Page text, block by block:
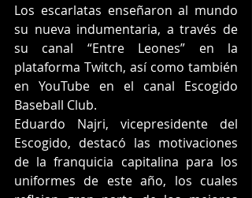
Los escarlatas enseñaron al mundo
su nueva indumentaria, a través de
su canal “Entre Leones” en la
plataforma Twitch, así como también
en YouTube en el canal Escogido
Baseball Club.
Eduardo Najri, vicepresidente del
Escogido, destacó las motivaciones
de la franquicia capitalina para los
uniformes de este año, los cuales